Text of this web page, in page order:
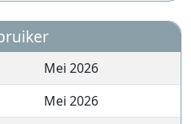
Mei 2026
Mei 2026